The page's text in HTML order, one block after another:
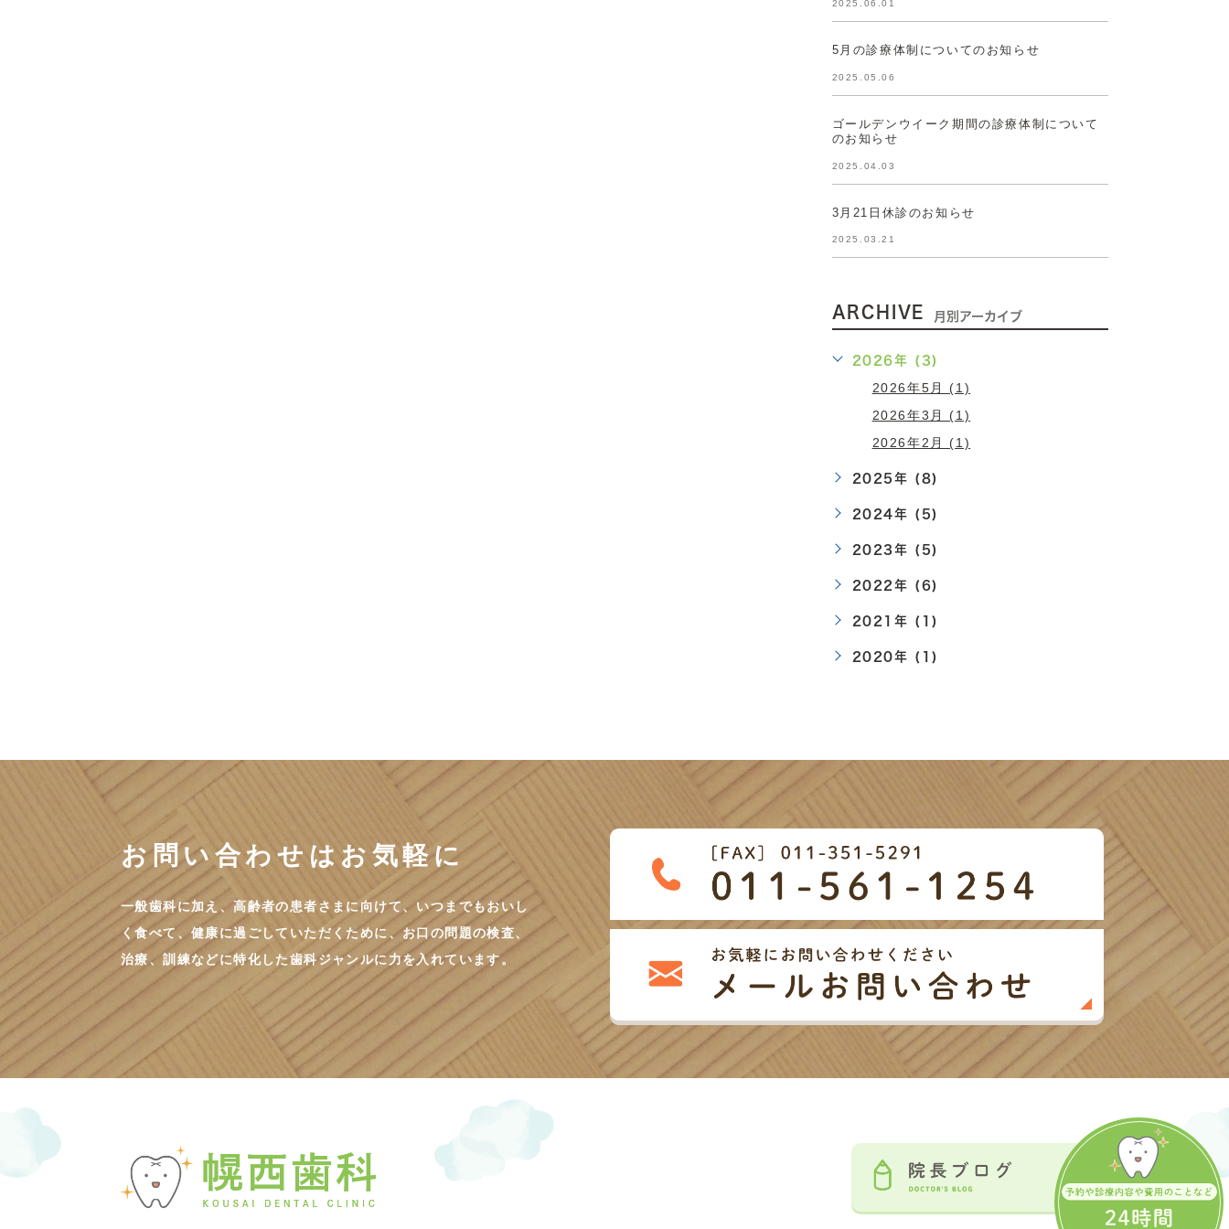
2025.06.01
5月の診療体制についてのお知らせ
2025.05.06
ゴールデンウイーク期間の診療体制について
のお知らせ
2025.04.03
3月21日休診のお知らせ
2025.03.21
ARCHIVE 月別アーカイブ
2026年 (3)
2026年5月 (1)
2026年3月 (1)
2026年2月 (1)
2025年 (8)
2024年 (5)
2023年 (5)
2022年 (6)
2021年 (1)
2020年 (1)
お問い合わせは お気軽に
一般歯科に加え、高齢者の患者さまに向けて、いつまでもおいし
く食べて、健康に過ごしていただくために、お口の問題の検査、
治療、訓練などに特化した歯科ジャンルに力を入れています。